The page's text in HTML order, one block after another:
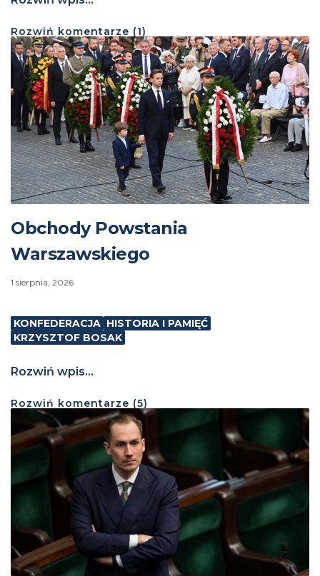
Rozwiń komentarze (1)
Obchody Powstania
Warszawskiego
1 sierpnia, 2026
KONFEDERACJA HISTORIA I PAMIĘĆ
KRZYSZTOF BOSAK
Rozwiń wpis...
Rozwiń komentarze (5)